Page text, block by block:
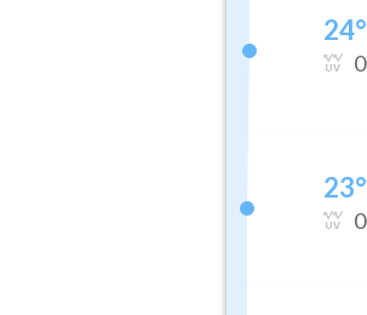
24°
0
23°
0